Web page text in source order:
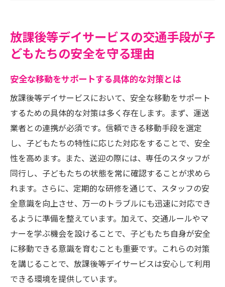
交通手段で考えるリスク管理の方法
子どもたちが安心して利用できる秘密
放課後等デイサービスを利用する保護者必見！
交通手段の重要性
サービス選びの基準としての交通手段
忙しい親に嬉しい交通手段の利便性
交通手段が持つ子育て支援の役割
保護者が知っておくべき交通手段の実情
交通手段とサービス品質の関係性
信頼できる交通手段の見極め方
安全な移動を実現する放課後等デイサービスの
工夫とは
交通手段における最新技術の導入事例
スタッフの教育と交通手段の連携
安全を守るための具体的な施策
放課後等デイサービスの交通手段が子
どもたちの安全を守る理由
安全な移動をサポートする具体的な対策とは
放課後等デイサービスにおいて、安全な移動をサポート
するための具体的な対策は多く存在します。まず、運送
業者との連携が必須です。信頼できる移動手段を選定
し、子どもたちの特性に応じた対応をすることで、安全
性を高めます。また、送迎の際には、専任のスタッフが
同行し、子どもたちの状態を常に確認することが求めら
れます。さらに、定期的な研修を通じて、スタッフの安
全意識を向上させ、万一のトラブルにも迅速に対応でき
るように準備を整えています。加えて、交通ルールやマ
ナーを学ぶ機会を設けることで、子どもたち自身が安全
に移動できる意識を育むことも重要です。これらの対策
を講じることで、放課後等デイサービスは安心して利用
できる環境を提供しています。